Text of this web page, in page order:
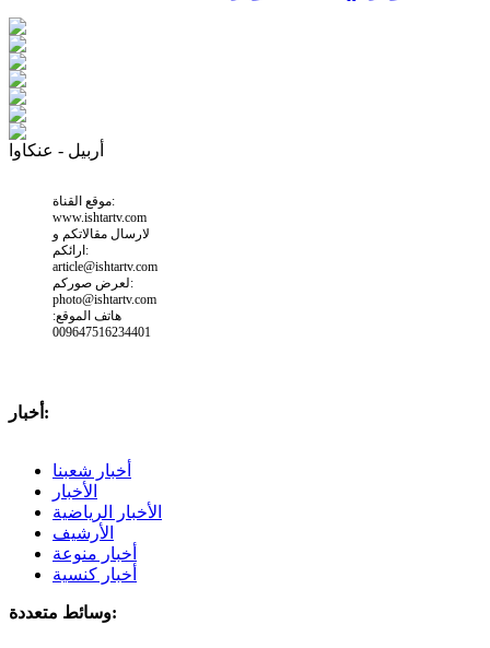
أربيل - عنكاوا
موقع القناة:
www.ishtartv.com
لارسال مقالاتكم و
ارائكم:
article@ishtartv.com
لعرض صوركم:
photo@ishtartv.com
هاتف الموقع:
009647516234401
أخبار:
أخبار شعبنا
الأخبار
الأخبار الرياضية
الأرشيف
أخبار منوعة
أخبار كنسية
وسائط متعددة: